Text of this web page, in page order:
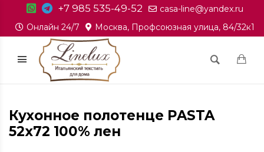
+7 985 535-49-52
casa-line@yandex.ru
Онлайн 24/7
Москва, Профсоюзная улица, 84/32к1
Кухонное полотенце PASTA
52x72 100% лен